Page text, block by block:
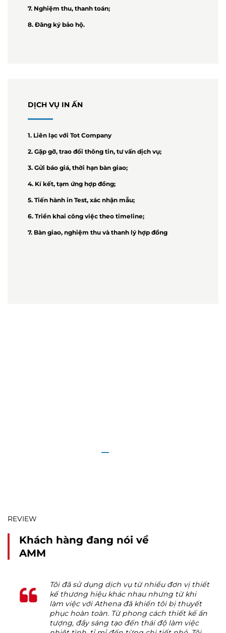
7. Nghiệm thu, thanh toán;
8. Đăng ký bảo hộ.
DỊCH VỤ IN ẤN
1. Liên lạc với Tot Company
2. Gặp gỡ, trao đổi thông tin, tư vấn dịch vụ;
3. Gửi báo giá, thời hạn bàn giao;
4. Kí kết, tạm ứng hợp đồng;
5. Tiến hành in Test, xác nhận mẫu;
6. Triển khai công việc theo timeline;
7. Bàn giao, nghiệm thu và thanh lý hợp đồng
REVIEW
Khách hàng đang nói về
AMM
Tôi đã sử dụng dịch vụ từ nhiều đơn vị thiết
kế thương hiệu khác nhau nhưng từ khi
làm việc với Athena đã khiến tôi bị thuyết
phục hoàn toàn. Từ phong cách thiết kế ấn
tượng, đầy sáng tạo đến thái độ làm việc